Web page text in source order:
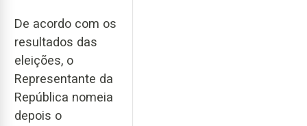
De acordo com os
resultados das
eleições, o
Representante da
República nomeia
depois o